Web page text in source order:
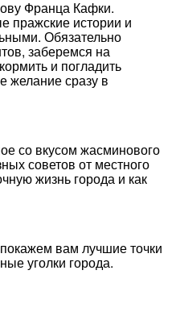
Франца Кафки.
пражские истории и
Обязательно
заберемся на
и погладить
желание сразу в
со вкусом жасминового
советов от местного
жизнь города и как
вам лучшие точки
уголки города.